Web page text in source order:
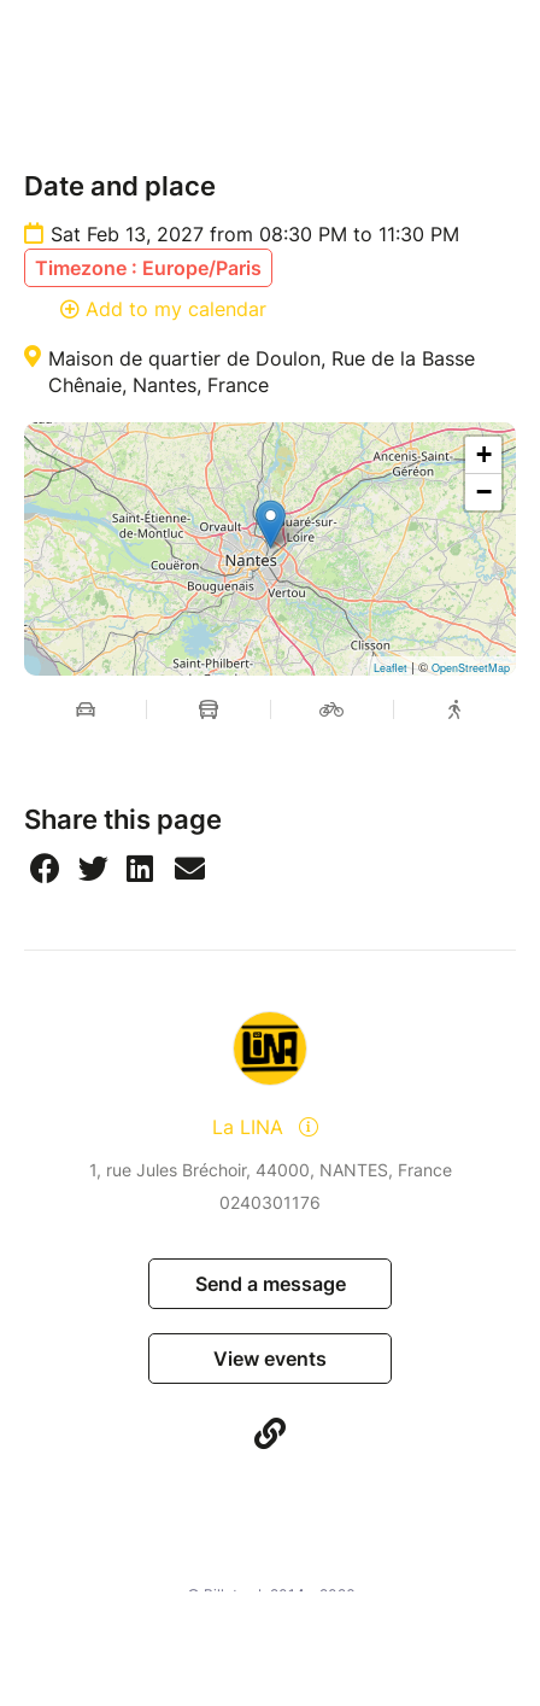
Date and place
Sat Feb 13, 2027 from 08:30 PM to 11:30 PM
Timezone : Europe/Paris
Add to my calendar
Maison de quartier de Doulon, Rue de la Basse
Chênaie, Nantes, France
+
−
Leaflet| ©OpenStreetMap
Share this page
La LINA
1, rue Jules Bréchoir, 44000, NANTES, France
0240301176
Send a message
View events
© Billetweb 2014 - 2026